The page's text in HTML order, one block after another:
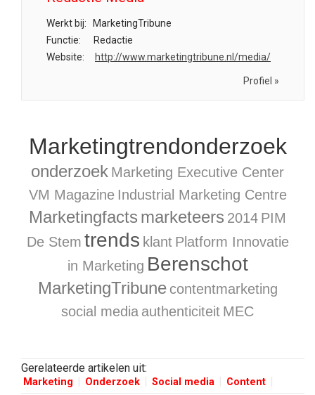
Werkt bij:
MarketingTribune
Functie:
Redactie
Website:
http://www.marketingtribune.nl/media/
Profiel »
Marketingtrendonderzoek
onderzoek Marketing Executive Center
VM Magazine Industrial Marketing Centre
Marketingfacts marketeers 2014 PIM
De Stem trends klant Platform Innovatie
in Marketing Berenschot
MarketingTribune contentmarketing
social media authenticiteit MEC
Gerelateerde artikelen uit:
Marketing Onderzoek Social media Content